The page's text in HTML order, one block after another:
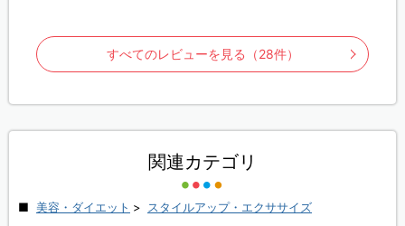
すべてのレビューを見る（28件）
関連カテゴリ
美容・ダイエット > スタイルアップ・エクササイズ